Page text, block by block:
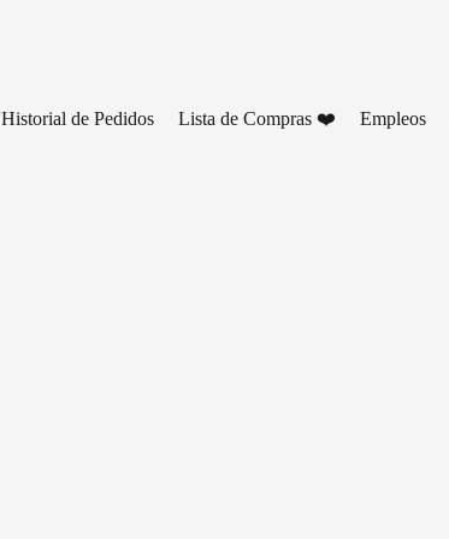
Historial de Pedidos Lista de Compras ❤️ Empleos